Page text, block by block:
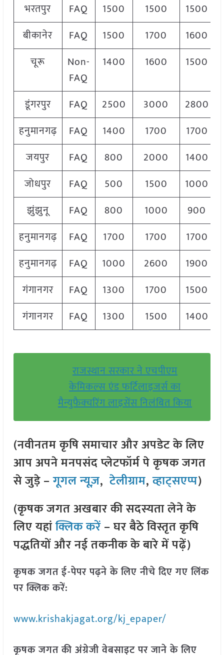
भरतपुर FAQ 1500 1500
1500
बीकानेर
FAQ 1500 1700
1600
चूरू
Non-
FAQ
1400 1600 1500
डूंगरपुर FAQ 2500 3000
2800
हनुमानगढ़
FAQ 1400 1700
1700
जयपुर
FAQ 800 2000
1400
जोधपुर
FAQ 500 1500
1000
झुंझुनू
FAQ 800 1000
900
हनुमानगढ़
FAQ 1700 1700
1700
हनुमानगढ़
FAQ 1000 2600
1900
गंगानगर
FAQ 1300 1700
1500
गंगानगर
FAQ 1300 1500 1400
राजस्थान सरकार ने एचपीएम
केमिकल्स एंड फर्टिलाइजर्स का
मैन्युफैक्चरिंग लाइसेंस निलंबित किया
(नवीनतम कृषि समाचार और अपडेट के लिए
आप अपने मनपसंद प्लेटफॉर्म पे कृषक जगत
से जुड़े –गूगल न्यूज़,टेलीग्राम,व्हाट्सएप्प)
(कृषक जगत अखबार की सदस्यता लेने के
लिए यहांक्लिक करें– घर बैठे विस्तृत कृषि
पद्धतियों और नई तकनीक के बारे में पढ़ें)
कृषक जगत ई-पेपर पढ़ने के लिए नीचे दिए गए लिंक
पर क्लिक करें:
www.krishakjagat.org/kj_epaper/
कृषक जगत की अंग्रेजी वेबसाइट पर जाने के लिए